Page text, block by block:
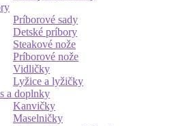
Príborové sady
Detské príbory
Steakové nože
Príborové nože
Vidličky
Lyžice a lyžičky
a doplnky
Kanvičky
Maselničky